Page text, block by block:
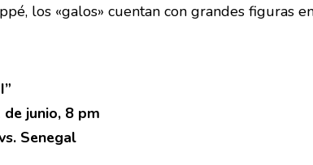
los «galos» cuentan con grandes figuras
de junio, 8 pm
Senegal